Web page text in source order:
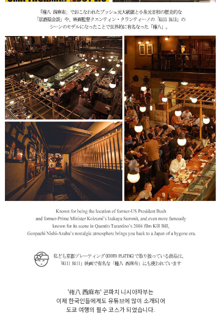
'権八 西麻布' 곤파치 니시아자부는
이제 한국인들에게도 유튜브에 많이 소개되어
도쿄 여행의 필수 코스가 되었습니다.